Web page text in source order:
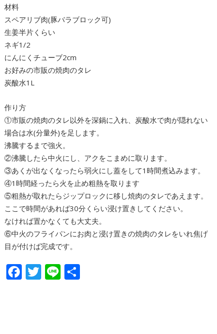
材料
スペアリブ肉(豚バラブロック可)
生姜半片くらい
ネギ1/2
にんにくチューブ2cm
お好みの市販の焼肉のタレ
炭酸水1L
作り方
①市販の焼肉のタレ以外を深鍋に入れ、炭酸水で肉が隠れない
場合は水(分量外)を足します。
沸騰するまで強火。
②沸騰したら中火にし、アクをこまめに取ります。
③あくが出なくなったら弱火にし蓋をして1時間煮込みます。
④1時間経ったら火を止め粗熱を取ります
⑤粗熱が取れたらジップロックに移し焼肉のタレであえます。
ここで時間があれば30分くらい浸け置きしてください。
なければ置かなくても大丈夫。
⑥中火のフライパンにお肉と浸け置きの焼肉のタレをいれ焦げ
目が付けば完成です。
F T Li 共